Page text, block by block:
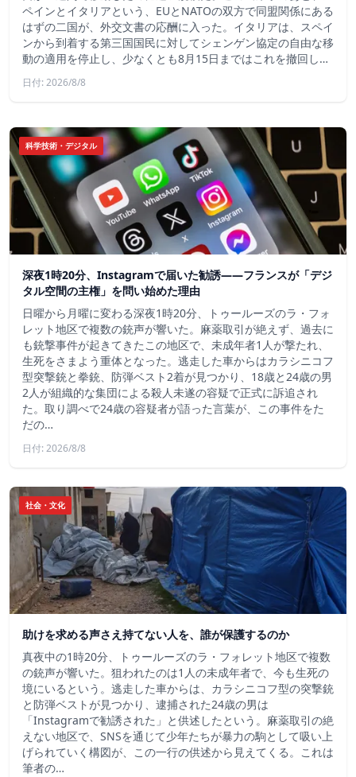
ペインとイタリアという、EUとNATOの双方で同盟関係にある
はずの二国が、外交文書の応酬に入った。イタリアは、スペイ
ンから到着する第三国国民に対してシェンゲン協定の自由な移
動の適用を停止し、少なくとも8月15日まではこれを撤回し…
日付: 2026/8/8
科学技術・デジタル
深夜1時20分、Instagramで届いた勧誘――フランスが「デジ
タル空間の主権」を問い始めた理由
日曜から月曜に変わる深夜1時20分、トゥールーズのラ・フォ
レット地区で複数の銃声が響いた。麻薬取引が絶えず、過去に
も銃撃事件が起きてきたこの地区で、未成年者1人が撃たれ、
生死をさまよう重体となった。逃走した車からはカラシニコフ
型突撃銃と拳銃、防弾ベスト2着が見つかり、18歳と24歳の男
2人が組織的な集団による殺人未遂の容疑で正式に訴追され
た。取り調べで24歳の容疑者が語った言葉が、この事件をた
だの…
日付: 2026/8/8
社会・文化
助けを求める声さえ持てない人を、誰が保護するのか
真夜中の1時20分、トゥールーズのラ・フォレット地区で複数
の銃声が響いた。狙われたのは1人の未成年者で、今も生死の
境にいるという。逃走した車からは、カラシニコフ型の突撃銃
と防弾ベストが見つかり、逮捕された24歳の男は
「Instagramで勧誘された」と供述したという。麻薬取引の絶
えない地区で、SNSを通じて少年たちが暴力の駒として吸い上
げられていく構図が、この一行の供述から見えてくる。これは
筆者の…